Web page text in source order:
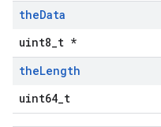
theData
uint8_t *
theLength
uint64_t